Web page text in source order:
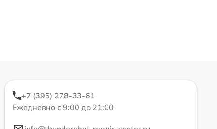
+7 (395) 278-33-61
Ежедневно с 9:00 до 21:00